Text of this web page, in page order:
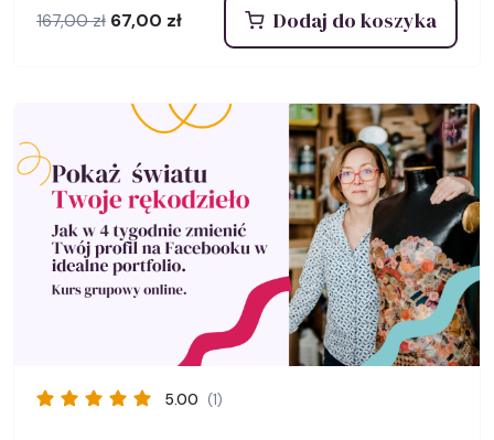
167,00zł Pierwotna
167,00 zł.
67,00 złAktualna
67,00 zł.
Dodaj do koszyka
5.00 (1)